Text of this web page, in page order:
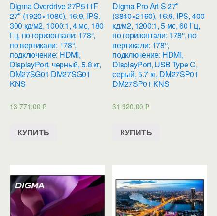
Digma Overdrive 27P511F
27″ (1920×1080), 16:9, IPS,
300 кд/м2, 1000:1, 4 мс, 180
Гц, по горизонтали: 178°,
по вертикали: 178°,
подключение: HDMI,
DisplayPort, черный, 5.8 кг,
DM27SG01 DM27SG01
KNS
13 771,00 ₽
КУПИТЬ
Digma Pro Art S 27″
(3840×2160), 16:9, IPS, 400
кд/м2, 1200:1, 5 мс, 60 Гц,
по горизонтали: 178°, по
вертикали: 178°,
подключение: HDMI,
DisplayPort, USB Type C,
серый, 5.7 кг, DM27SP01
DM27SP01 KNS
31 920,00₽
КУПИТЬ